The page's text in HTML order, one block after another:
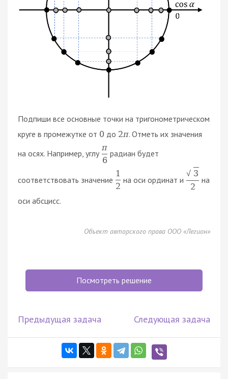
Подпиши все основные точки на тригонометрическом
круге в промежутке от 0 до 2π. Отметь их значения
на осях. Например, углу
π
6
радиан будет
соответствовать значение
1
2
на оси ординат и
√ 3
2
на
оси абсцисс.
Объект авторского права ООО «Легион»
Посмотреть решение
Предыдущая задача Следующая задача